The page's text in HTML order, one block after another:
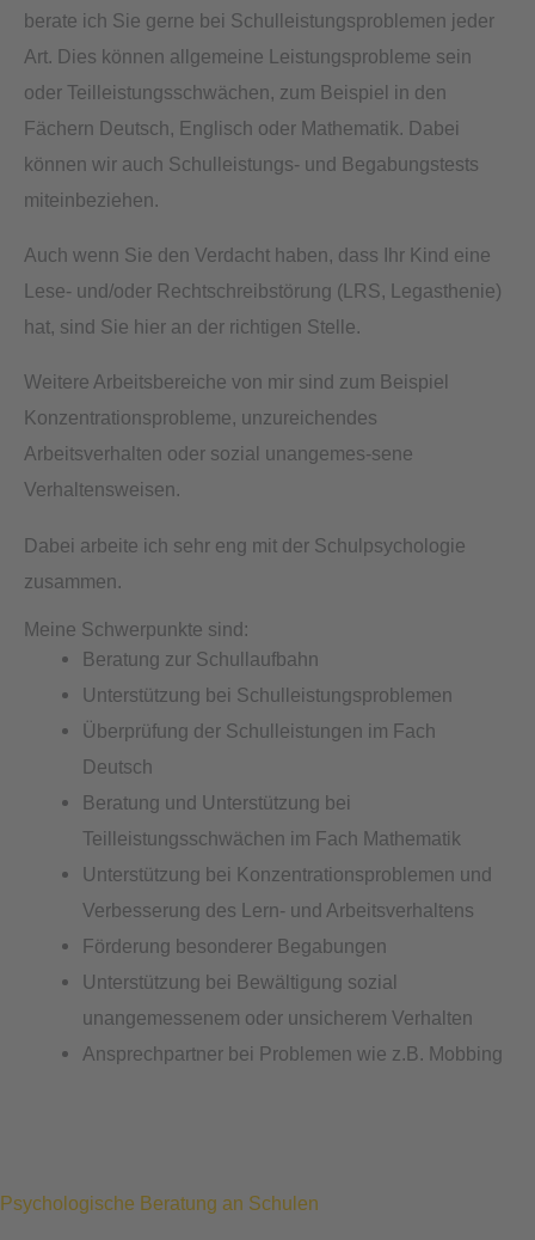
berate ich Sie gerne bei Schulleistungsproblemen jeder
Art. Dies können allgemeine Leistungsprobleme sein
oder Teilleistungsschwächen, zum Beispiel in den
Fächern Deutsch, Englisch oder Mathematik. Dabei
können wir auch Schulleistungs- und Begabungstests
miteinbeziehen.
Auch wenn Sie den Verdacht haben, dass Ihr Kind eine
Lese- und/oder Rechtschreibstörung (LRS, Legasthenie)
hat, sind Sie hier an der richtigen Stelle.
Weitere Arbeitsbereiche von mir sind zum Beispiel
Konzentrationsprobleme, unzureichendes
Arbeitsverhalten oder sozial unangemes-sene
Verhaltensweisen.
Dabei arbeite ich sehr eng mit der Schulpsychologie
zusammen.
Meine Schwerpunkte sind:
Beratung zur Schullaufbahn
Unterstützung bei Schulleistungsproblemen
Überprüfung der Schulleistungen im Fach
Deutsch
Beratung und Unterstützung bei
Teilleistungsschwächen im Fach Mathematik
Unterstützung bei Konzentrationsproblemen und
Verbesserung des Lern- und Arbeitsverhaltens
Förderung besonderer Begabungen
Unterstützung bei Bewältigung sozial
unangemessenem oder unsicherem Verhalten
Ansprechpartner bei Problemen wie z.B. Mobbing
Psychologische Beratung an Schulen